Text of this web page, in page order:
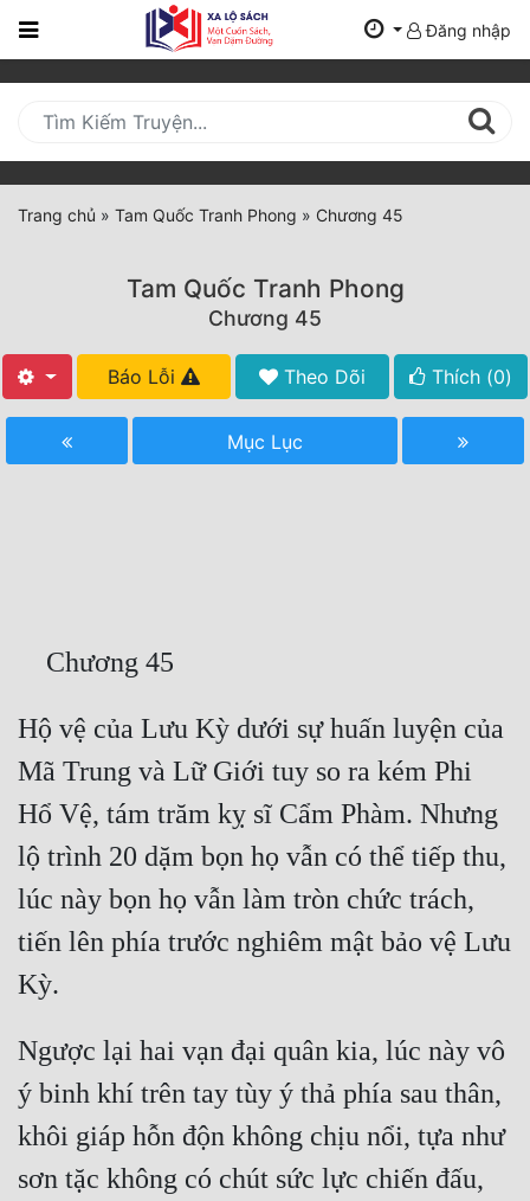
Trang
Mới
Cập
Nhật
(current)
Tất Cả
Truyện Convert
Truyện ngắn
Xa Lộ Dịch
Cung Đấu
Cạnh Kỹ
Cổ Đại
Du Hí
Dã Sử
Đăng nhập
Trang chủ » Tam Quốc Tranh Phong » Chương 45
Tam Quốc Tranh Phong
Chương 45
Báo Lỗi Theo Dõi Thích (0)
Mục Lục
Hộ vệ của Lưu Kỳ dưới sự huấn luyện của
Mã Trung và Lữ Giới tuy so ra kém Phi
Hổ Vệ, tám trăm kỵ sĩ Cẩm Phàm. Nhưng
lộ trình 20 dặm bọn họ vẫn có thể tiếp thu,
lúc này bọn họ vẫn làm tròn chức trách,
tiến lên phía trước nghiêm mật bảo vệ Lưu
Ngược lại hai vạn đại quân kia, lúc này vô
ý binh khí trên tay tùy ý thả phía sau thân,
khôi giáp hỗn độn không chịu nổi, tựa như
sơn tặc không có chút sức lực chiến đấu,